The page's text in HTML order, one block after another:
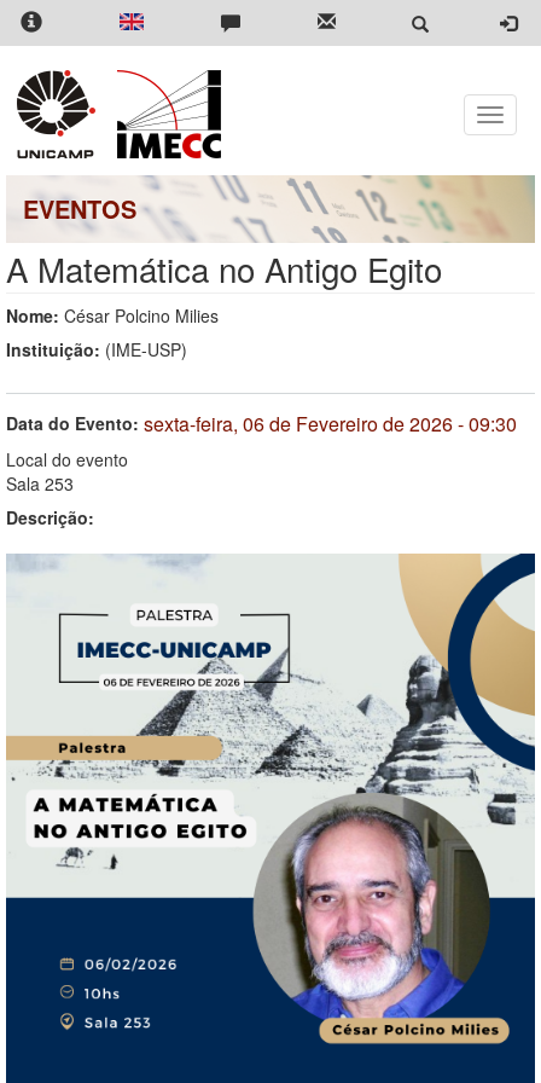
Pular
para
conteúdo
principal
Toggle
EVENTOS
A Matemática no Antigo Egito
Nome: César Polcino Milies
Instituição: (IME-USP)
Data do Evento: sexta-feira, 06 de Fevereiro de 2026 - 09:30
Local do evento
Sala 253
Descrição: